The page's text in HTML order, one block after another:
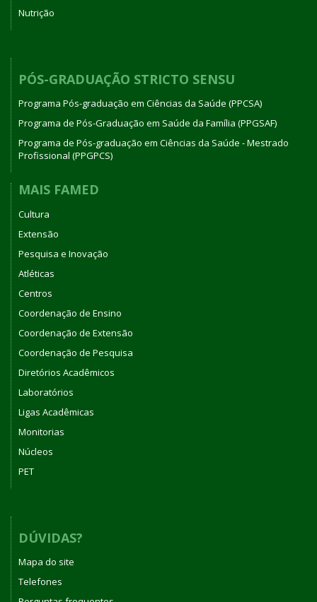
Nutrição
PÓS-GRADUAÇÃO STRICTO SENSU
Programa Pós-graduação em Ciências da Saúde (PPCSA)
Programa de Pós-Graduação em Saúde da Família (PPGSAF)
Programa de Pós-graduação em Ciências da Saúde - Mestrado
Profissional (PPGPCS)
MAIS FAMED
Cultura
Extensão
Pesquisa e Inovação
Atléticas
Centros
Coordenação de Ensino
Coordenação de Extensão
Coordenação de Pesquisa
Diretórios Acadêmicos
Laboratórios
Ligas Acadêmicas
Monitorias
Núcleos
PET
DÚVIDAS?
Mapa do site
Telefones